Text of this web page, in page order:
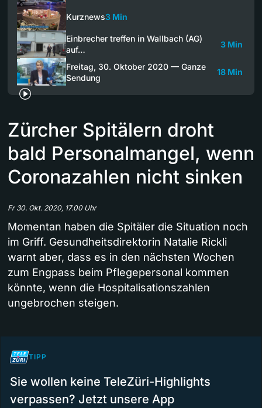
Kurznews3 Min
Einbrecher treffen in Wallbach (AG)
auf…
3 Min
Freitag, 30. Oktober 2020 — Ganze
Sendung
18 Min
Zürcher Spitälern droht
bald Personalmangel, wenn
Coronazahlen nicht sinken
Fr 30. Okt. 2020, 17.00 Uhr
Momentan haben die Spitäler die Situation noch
im Griff. Gesundheitsdirektorin Natalie Rickli
warnt aber, dass es in den nächsten Wochen
zum Engpass beim Pflegepersonal kommen
könnte, wenn die Hospitalisationszahlen
ungebrochen steigen.
TIPP
Sie wollen keine TeleZüri-Highlights
verpassen? Jetzt unsere App